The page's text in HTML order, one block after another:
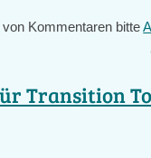
Kommentaren bitte
Transition